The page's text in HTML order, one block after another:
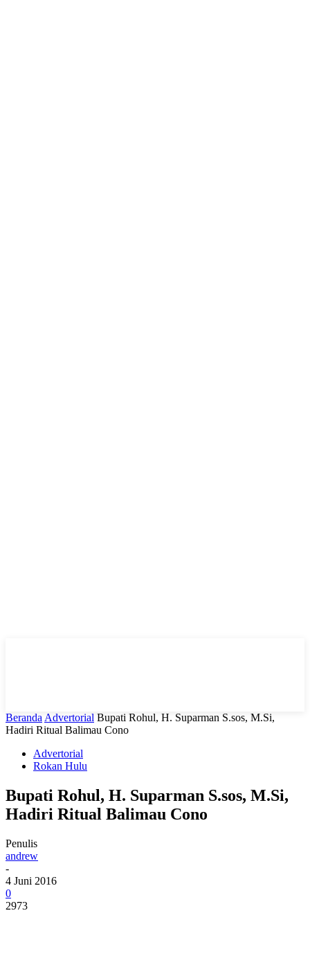
Beranda Advertorial Bupati Rohul, H. Suparman S.sos, M.Si,
Hadiri Ritual Balimau Cono
Advertorial
Rokan Hulu
Bupati Rohul, H. Suparman S.sos, M.Si,
Hadiri Ritual Balimau Cono
Penulis
andrew
-
4 Juni 2016
0
2973